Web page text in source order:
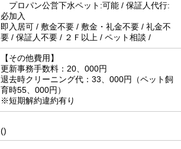
プロパン公営下水ペット:可能 / 保証人代行:
必加入
即入居可 / 敷金不要 / 敷金・礼金不要 / 礼金不
要 / 保証人不要 / ２Ｆ以上 / ペット相談 /
【その他費用】
更新事務手数料：20、000円
退去時クリーニング代：33、000円（ペット飼
育時55、000円）
※短期解約違約有り
()